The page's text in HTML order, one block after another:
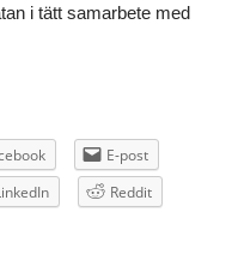
i tätt samarbete med
E-post
Reddit